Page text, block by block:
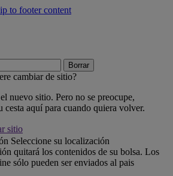
to footer content
Borrar
cambiar de sitio?
nuevo sitio. Pero no se preocupe,
cesta aquí para cuando quiera volver.
sitio
Seleccione su localización
quitará los contenidos de su bolsa. Los
sólo pueden ser enviados al pais